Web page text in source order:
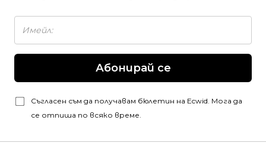
Абонирай се
Съгласен съм да получавам бюлетин на Ecwid. Мога да
се отпиша по всяко време.